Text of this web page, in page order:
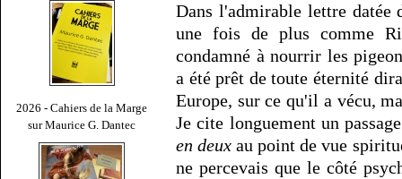
2026 - Cahiers de la Marge
sur Maurice G. Dantec
Dans l'admirable lettre datée
une fois de plus comme
condamné à nourrir les
a été prêt de toute éternité
Europe, sur ce qu'il a vécu,
Je cite longuement un
en deux au point de vue
ne percevais que le côté